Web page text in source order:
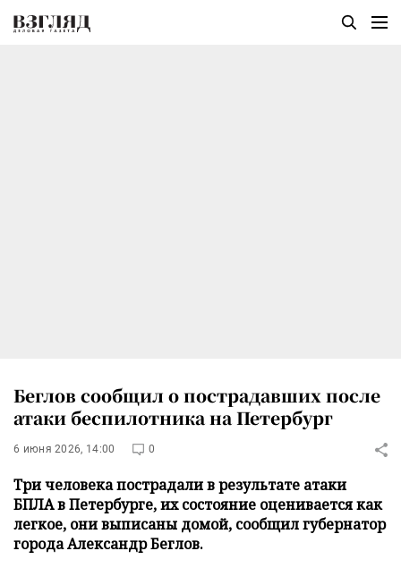
Беглов сообщил о пострадавших после
атаки беспилотника на Петербург
6 июня 2026, 14:00 0
Три человека пострадали в результате атаки
БПЛА в Петербурге, их состояние оценивается как
легкое, они выписаны домой, сообщил губернатор
города Александр Беглов.